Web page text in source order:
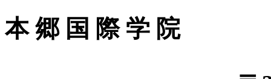
本 郷 国 際 学 院